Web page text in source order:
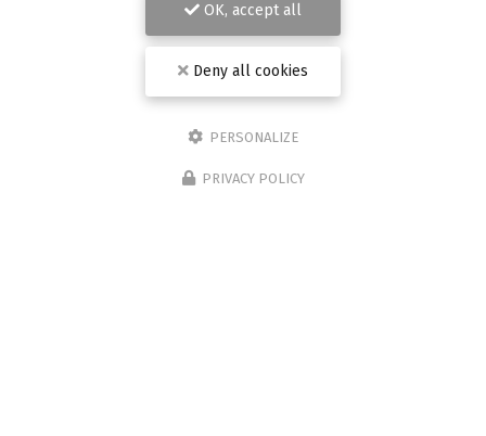
OK, accept all
Deny all cookies
PERSONALIZE
PRIVACY POLICY